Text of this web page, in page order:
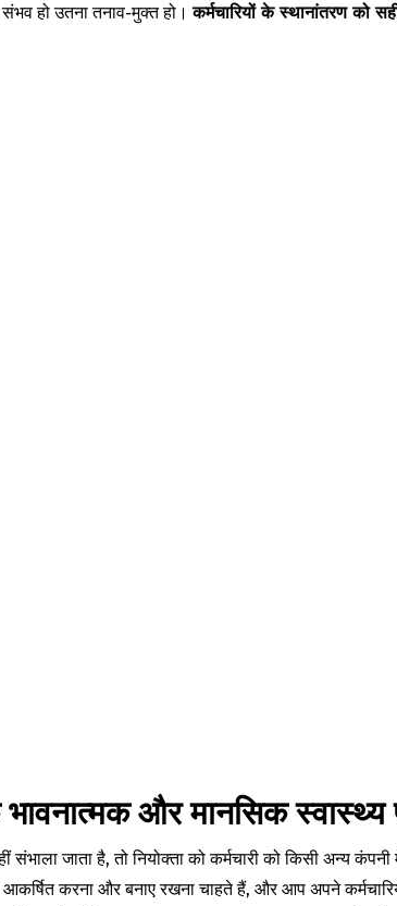
हो उतना तनाव-मुक्त हो।कर्मचारियों के स्थानांतरण को
भावनात्मक और मानसिक
संभाला जाता है, तो नियोक्ता को कर्मचारी को किसी अन्य
आकर्षित करना और बनाए रखना चाहते हैं, और आप अपने